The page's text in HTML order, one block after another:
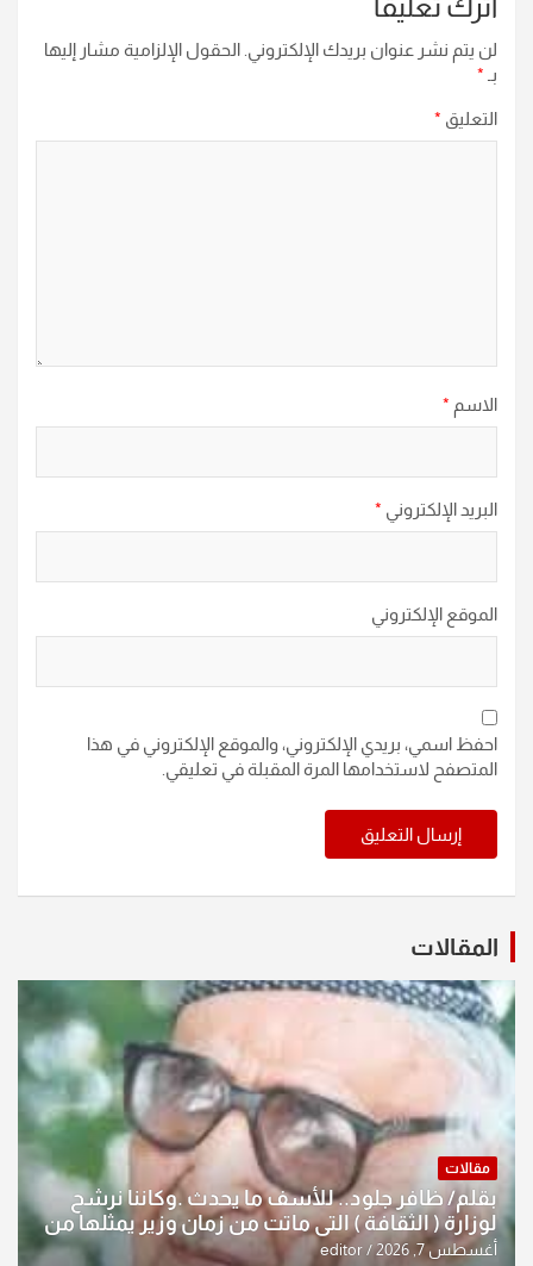
لن يتم نشر عنوان بريدك الإلكتروني. الحقول الإلزامية مشار إليها
بـ *
التعليق *
الاسم *
البريد الإلكتروني *
الموقع الإلكتروني
احفظ اسمي، بريدي الإلكتروني، والموقع الإلكتروني في هذا
المتصفح لاستخدامها المرة المقبلة في تعليقي.
المقالات
مقالات
بقلم/ ظافر جلود.. للأسف ما يحدث .وكاننا نرشح
لوزارة ( الثقافة ) التي ماتت من زمان وزير يمثلها من
النخبة والإرث العظيم للثقافة العراقية..
أغسطس 7, 2026 editor